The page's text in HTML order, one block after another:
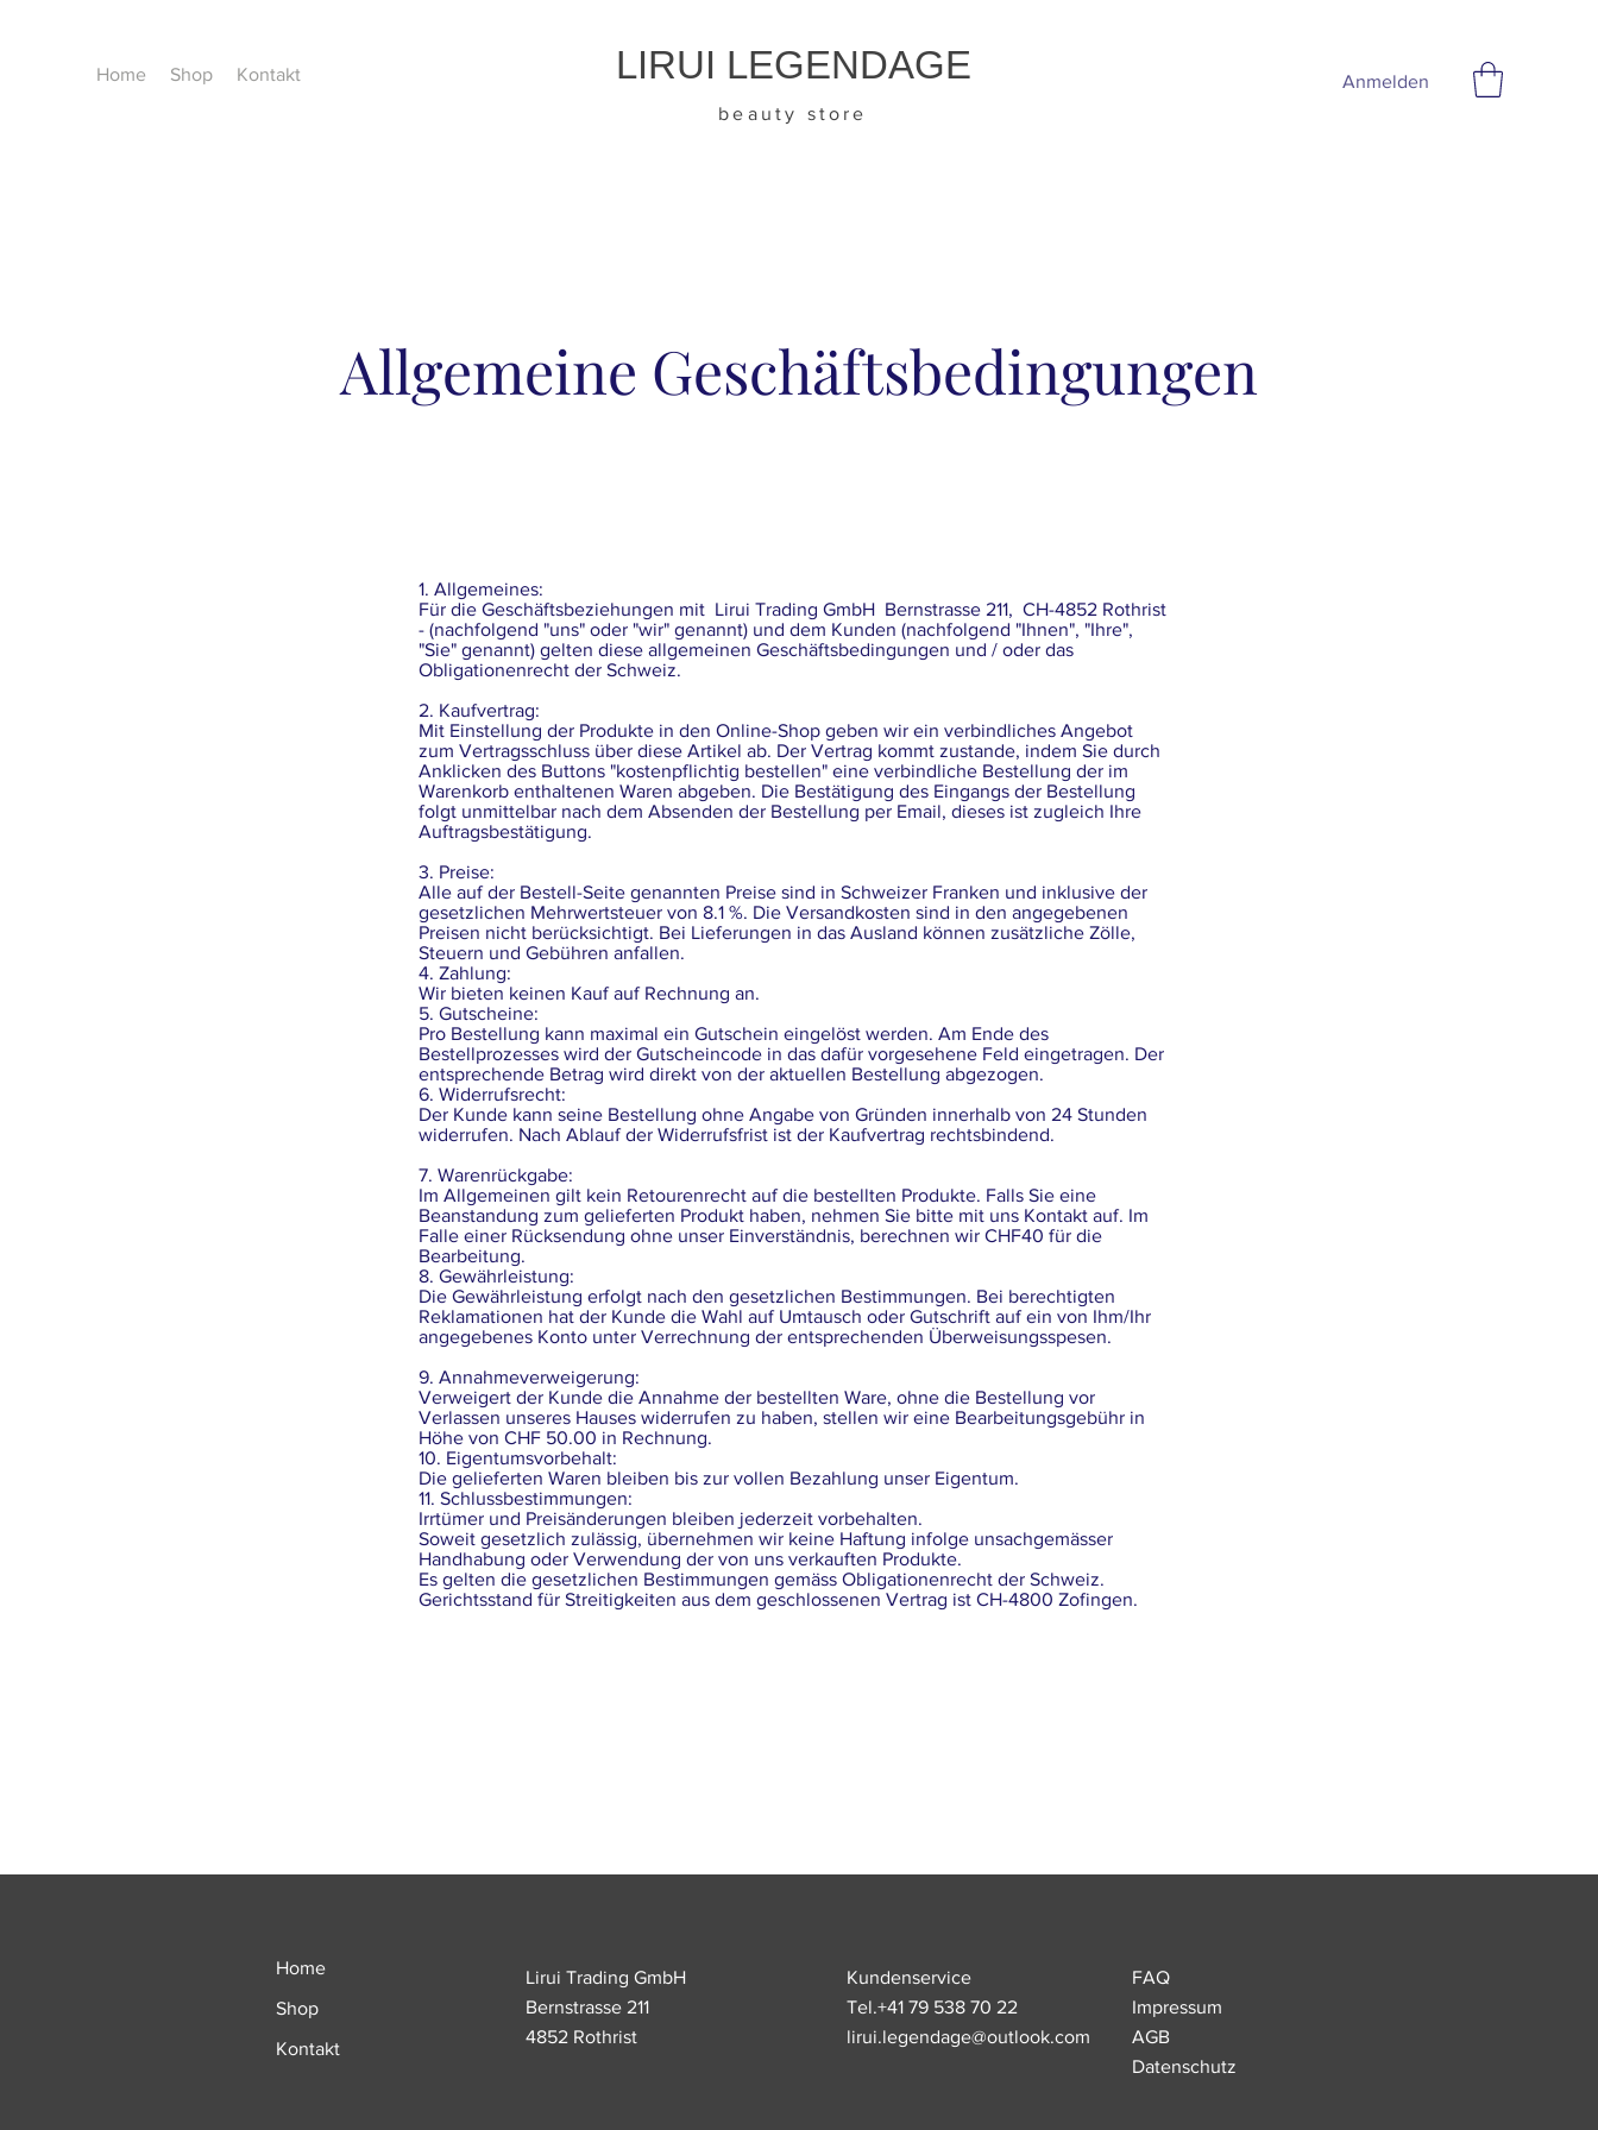
Home Shop Kontakt Anmelden
LIRUI LEGENDAGE
beauty store
Allgemeine Geschäftsbedingungen
1. Allgemeines:
Für die Geschäftsbeziehungen mit Lirui Trading GmbH Bernstrasse 211, CH-4852 Rothrist
- (nachfolgend "uns" oder "wir" genannt) und dem Kunden (nachfolgend "Ihnen", "Ihre",
"Sie" genannt) gelten diese allgemeinen Geschäftsbedingungen und / oder das
Obligationenrecht der Schweiz.
2. Kaufvertrag:
Mit Einstellung der Produkte in den Online-Shop geben wir ein verbindliches Angebot
zum Vertragsschluss über diese Artikel ab. Der Vertrag kommt zustande, indem Sie durch
Anklicken des Buttons "kostenpflichtig bestellen" eine verbindliche Bestellung der im
Warenkorb enthaltenen Waren abgeben. Die Bestätigung des Eingangs der Bestellung
folgt unmittelbar nach dem Absenden der Bestellung per Email, dieses ist zugleich Ihre
Auftragsbestätigung.
3. Preise:
Alle auf der Bestell-Seite genannten Preise sind in Schweizer Franken und inklusive der
gesetzlichen Mehrwertsteuer von 8.1 %. Die Versandkosten sind in den angegebenen
Preisen nicht berücksichtigt. Bei Lieferungen in das Ausland können zusätzliche Zölle,
Steuern und Gebühren anfallen.
4. Zahlung:
Wir bieten keinen Kauf auf Rechnung an.
5. Gutscheine:
Pro Bestellung kann maximal ein Gutschein eingelöst werden. Am Ende des
Bestellprozesses wird der Gutscheincode in das dafür vorgesehene Feld eingetragen. Der
entsprechende Betrag wird direkt von der aktuellen Bestellung abgezogen.
6. Widerrufsrecht:
Der Kunde kann seine Bestellung ohne Angabe von Gründen innerhalb von 24 Stunden
widerrufen. Nach Ablauf der Widerrufsfrist ist der Kaufvertrag rechtsbindend.
7. Warenrückgabe:
Im Allgemeinen gilt kein Retourenrecht auf die bestellten Produkte. Falls Sie eine
Beanstandung zum gelieferten Produkt haben, nehmen Sie bitte mit uns Kontakt auf. Im
Falle einer Rücksendung ohne unser Einverständnis, berechnen wir CHF40 für die
Bearbeitung.
8. Gewährleistung:
Die Gewährleistung erfolgt nach den gesetzlichen Bestimmungen. Bei berechtigten
Reklamationen hat der Kunde die Wahl auf Umtausch oder Gutschrift auf ein von Ihm/Ihr
angegebenes Konto unter Verrechnung der entsprechenden Überweisungsspesen.
9. Annahmeverweigerung:
Verweigert der Kunde die Annahme der bestellten Ware, ohne die Bestellung vor
Verlassen unseres Hauses widerrufen zu haben, stellen wir eine Bearbeitungsgebühr in
Höhe von CHF 50.00 in Rechnung.
10. Eigentumsvorbehalt:
Die gelieferten Waren bleiben bis zur vollen Bezahlung unser Eigentum.
11. Schlussbestimmungen:
Irrtümer und Preisänderungen bleiben jederzeit vorbehalten.
Soweit gesetzlich zulässig, übernehmen wir keine Haftung infolge unsachgemässer
Handhabung oder Verwendung der von uns verkauften Produkte.
Es gelten die gesetzlichen Bestimmungen gemäss Obligationenrecht der Schweiz.
Gerichtsstand für Streitigkeiten aus dem geschlossenen Vertrag ist CH-4800 Zofingen.
Home
Shop
Kontakt
Lirui Trading GmbH
Bernstrasse 211
4852 Rothrist
Kundenservice
Tel.+41 79 538 70 22
lirui.legendage@outlook.com
FAQ
Impressum
AGB
Datenschutz